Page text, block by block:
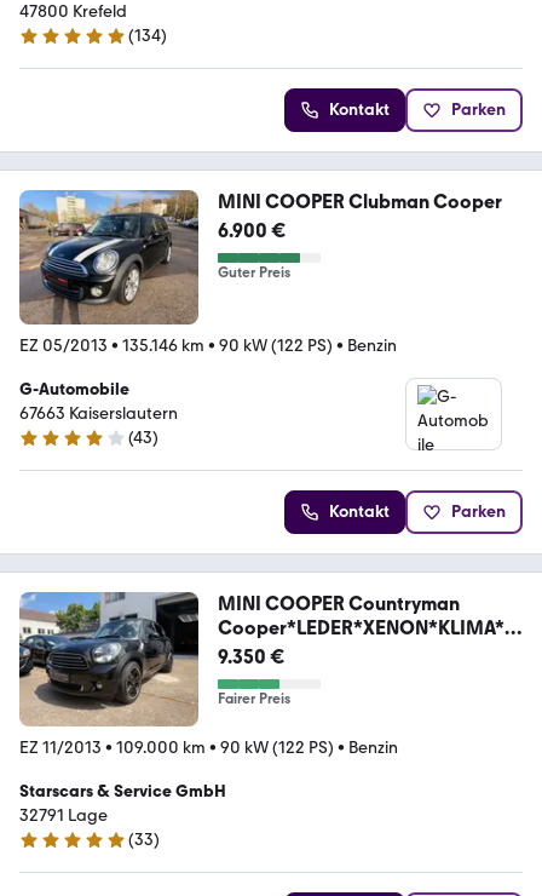
47800 Krefeld
4.9 Sterne
(134)
Kontakt Parken
MINI COOPER Clubman Cooper
6.900 €
Guter Preis
EZ 05/2013 • 135.146 km • 90 kW (122 PS) • Benzin
G-Automobile
67663 Kaiserslautern
3.8 Sterne
(43)
Kontakt Parken
MINI COOPER Countryman
Cooper*LEDER*XENON*KLIMA*P
ANO*
9.350 €
Fairer Preis
EZ 11/2013 • 109.000 km • 90 kW (122 PS) • Benzin
Starscars & Service GmbH
32791 Lage
5 Sterne
(33)